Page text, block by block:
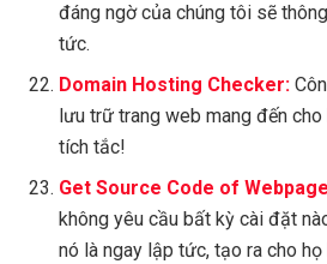
đáng ngờ của chúng tôi sẽ
tức.
Domain Hosting Checker:
lưu trữ trang web mang đến
tích tắc!
Get Source Code of
không yêu cầu bất kỳ cài đặt
nó là ngay lập tức, tạo ra cho